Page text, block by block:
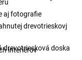
aj fotografie
drevotrieskovj
interiérov
drevotriesková doska